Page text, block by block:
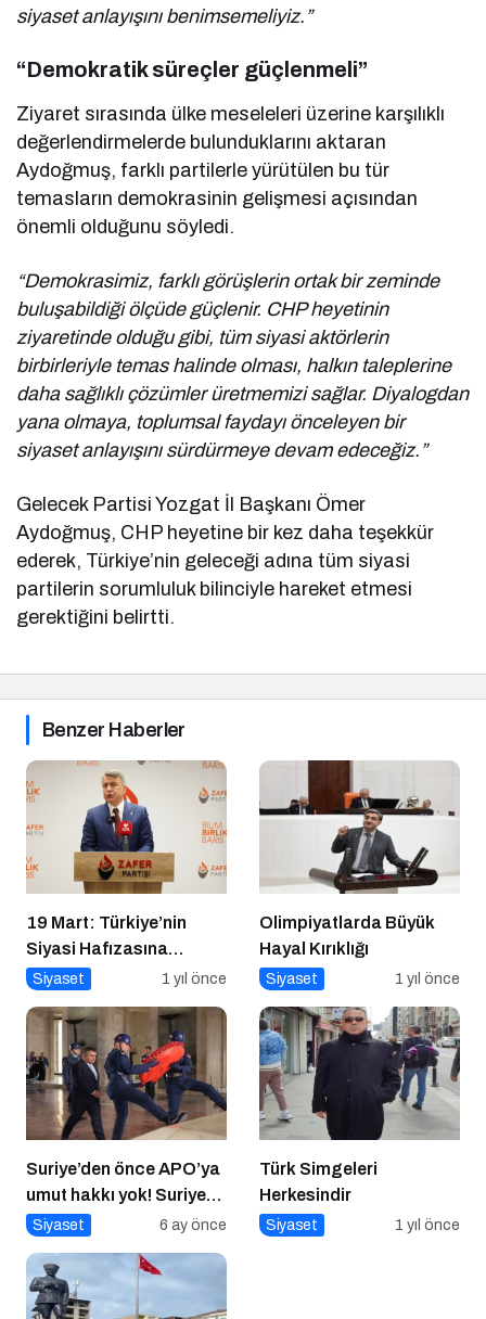
siyaset anlayışını benimsemeliyiz.”
“Demokratik süreçler güçlenmeli”
Ziyaret sırasında ülke meseleleri üzerine karşılıklı
değerlendirmelerde bulunduklarını aktaran
Aydoğmuş, farklı partilerle yürütülen bu tür
temasların demokrasinin gelişmesi açısından
önemli olduğunu söyledi.
“Demokrasimiz, farklı görüşlerin ortak bir zeminde
buluşabildiği ölçüde güçlenir. CHP heyetinin
ziyaretinde olduğu gibi, tüm siyasi aktörlerin
birbirleriyle temas halinde olması, halkın taleplerine
daha sağlıklı çözümler üretmemizi sağlar. Diyalogdan
yana olmaya, toplumsal faydayı önceleyen bir
siyaset anlayışını sürdürmeye devam edeceğiz.”
Gelecek Partisi Yozgat İl Başkanı Ömer
Aydoğmuş, CHP heyetine bir kez daha teşekkür
ederek, Türkiye’nin geleceği adına tüm siyasi
partilerin sorumluluk bilinciyle hareket etmesi
gerektiğini belirtti.
Benzer Haberler
19 Mart: Türkiye’nin
Siyasi Hafızasına
Kazınan Sivil Darbe
Siyaset 1 yıl önce
Olimpiyatlarda Büyük
Hayal Kırıklığı
Siyaset 1 yıl önce
Suriye’den önce APO’ya
umut hakkı yok! Suriye
düzelmeden APO’ya
Siyaset 6 ay önce
Türk Simgeleri
Herkesindir
Siyaset 1 yıl önce